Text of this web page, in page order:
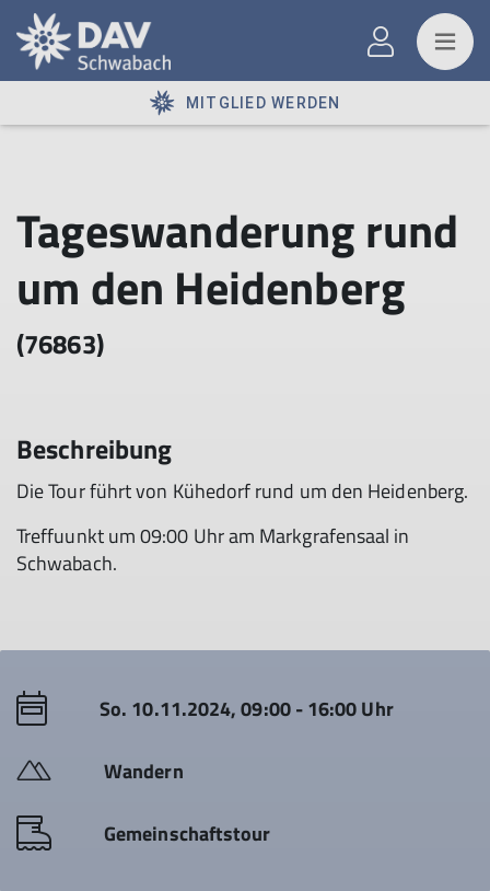
MITGLIED WERDEN
Tageswanderung rund
um den Heidenberg
(76863)
Beschreibung
Die Tour führt von Kühedorf rund um den Heidenberg.
Treffuunkt um 09:00 Uhr am Markgrafensaal in
Schwabach.
So. 10.11.2024, 09:00 - 16:00 Uhr
Wandern
Gemeinschaftstour